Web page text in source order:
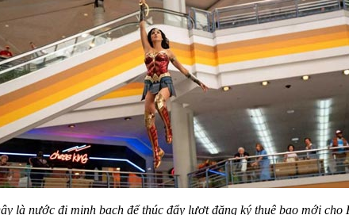
là nước đi minh bạch để thúc đẩy lượt đăng ký thuê bao mới cho